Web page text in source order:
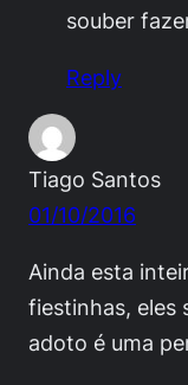
souber
Reply
Tiago Santos
01/10/2016
Ainda esta
fiestinhas, eles
adoto é uma